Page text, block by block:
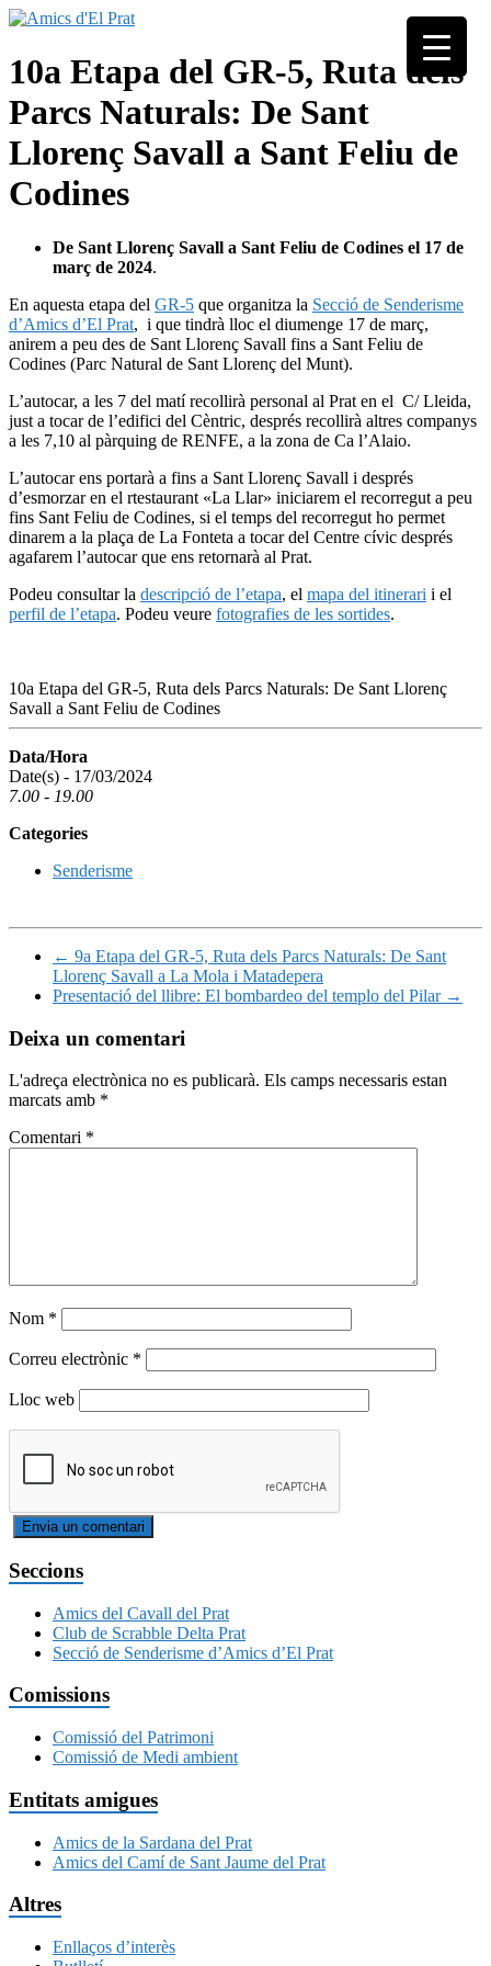
Skip
content
Amics
d'El
Prat
seixantenària
la finalitat de
de la unió de
pratencs
10a Etapa del GR-5, Ruta dels
Parcs Naturals: De Sant
Llorenç Savall a Sant Feliu de
Codines
De Sant Llorenç Savall a Sant Feliu de Codines el 17 de
març de 2024.
En aquesta etapa del GR-5 que organitza la Secció de Senderisme
d’Amics d’El Prat, i que tindrà lloc el diumenge 17 de març,
anirem a peu des de Sant Llorenç Savall fins a Sant Feliu de
Codines (Parc Natural de Sant Llorenç del Munt).
L’autocar, a les 7 del matí recollirà personal al Prat en el C/ Lleida,
just a tocar de l’edifici del Cèntric, després recollirà altres companys
a les 7,10 al pàrquing de RENFE, a la zona de Ca l’Alaio.
L’autocar ens portarà a fins a Sant Llorenç Savall i després
d’esmorzar en el rtestaurant «La Llar» iniciarem el recorregut a peu
fins Sant Feliu de Codines, si el temps del recorregut ho permet
dinarem a la plaça de La Fonteta a tocar del Centre cívic després
agafarem l’autocar que ens retornarà al Prat.
Podeu consultar la descripció de l’etapa, el mapa del itinerari i el
perfil de l’etapa. Podeu veure fotografies de les sortides.
10a Etapa del GR-5, Ruta dels Parcs Naturals: De Sant Llorenç
Savall a Sant Feliu de Codines
Data/Hora
Date(s) - 17/03/2024
7.00 - 19.00
Categories
Senderisme
← 9a Etapa del GR-5, Ruta dels Parcs Naturals: De Sant
Llorenç Savall a La Mola i Matadepera
Presentació del llibre: El bombardeo del templo del Pilar →
Deixa un comentari
L'adreça electrònica no es publicarà. Els camps necessaris estan
marcats amb *
Comentari *
Nom *
Correu electrònic *
Lloc web
Seccions
Amics del Cavall del Prat
Club de Scrabble Delta Prat
Secció de Senderisme d’Amics d’El Prat
Comissions
Comissió del Patrimoni
Comissió de Medi ambient
Entitats amigues
Amics de la Sardana del Prat
Amics del Camí de Sant Jaume del Prat
Altres
Enllaços d’interès